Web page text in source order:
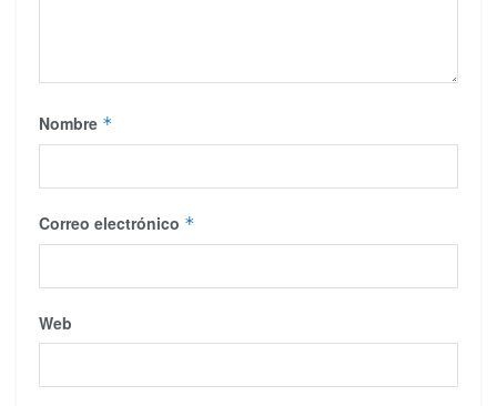
Nombre *
Correo electrónico *
Web